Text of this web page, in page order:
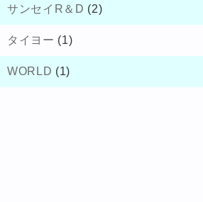
サンセイR＆D (2)
タイヨー (1)
WORLD (1)